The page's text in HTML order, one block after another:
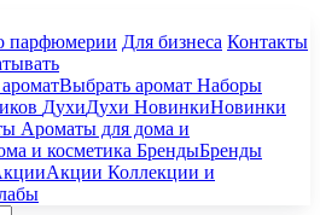
парфюмерии Для бизнеса Контакты
Выбрать аромат Наборы
ДухиДухи НовинкиНовинки
Ароматы для дома и
и косметика БрендыБренды
Акции Коллекции и